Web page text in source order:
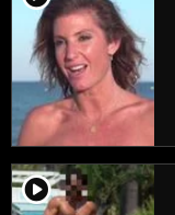
player2